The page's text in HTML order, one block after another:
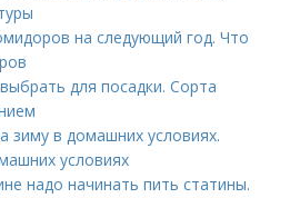
на следующий год. Что
для посадки. Сорта
зиму в домашних условиях.
условиях
надо начинать пить статины.